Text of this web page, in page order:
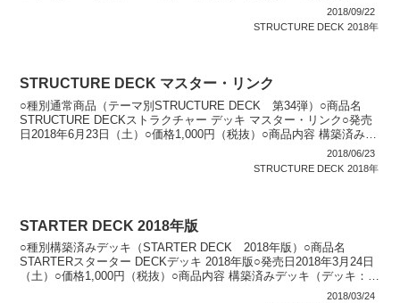
2018/09/22
STRUCTURE DECK 2018年
STRUCTURE DECK マスター・リンク
○種別通常商品（テーマ別STRUCTURE DECK 第34弾）○商品名
STRUCTURE DECKストラクチャー デッキ マスター・リンク○発売
日2018年6月23日（土）○価格1,000円（税抜）○商品内容 構築済みデ
2018/06/23
STRUCTURE DECK 2018年
STARTER DECK 2018年版
○種別構築済みデッキ（STARTER DECK 2018年版）○商品名
STARTERスターター DECKデッキ 2018年版○発売日2018年3月24日
（土）○価格1,000円（税抜）○商品内容 構築済みデッキ（デッキ：
2018/03/24